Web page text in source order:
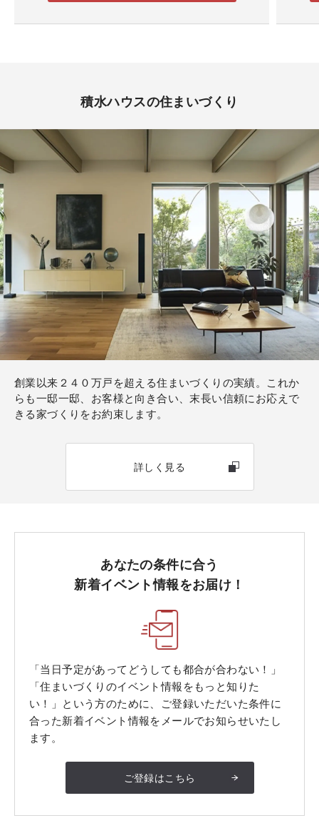
積水ハウスの住まいづくり
創業以来２４０万戸を超える住まいづくりの実績。これか
らも一邸一邸、お客様と向き合い、末長い信頼にお応えで
きる家づくりをお約束します。
詳しく見る
あなたの条件に合う
新着イベント情報をお届け！
「当日予定があってどうしても都合が合わない！」
「住まいづくりのイベント情報をもっと知りた
い！」という方のために、ご登録いただいた条件に
合った新着イベント情報をメールでお知らせいたし
ます。
ご登録はこちら